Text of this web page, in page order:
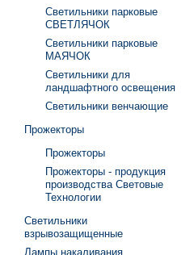
Светильники парковые
СВЕТЛЯЧОК
Светильники парковые
МАЯЧОК
Светильники для
ландшафтного освещения
Светильники венчающие
Прожекторы
Прожекторы
Прожекторы - продукция
производства Световые
Технологии
Светильники
взрывозащищенные
Лампы накаливания